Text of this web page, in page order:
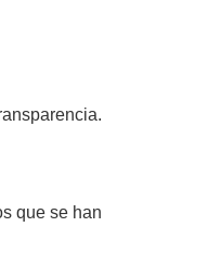
que se han